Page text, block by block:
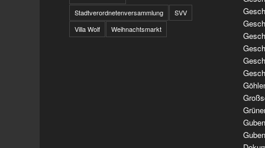
Stadtverordnetenversammlung
SVV
Villa Wolf
Weihnachtsmarkt